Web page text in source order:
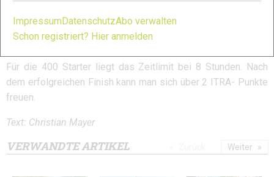
Der gelbe Kurs mit 41 km und 1.129 HM im Anstieg und
1.276 HM im Abstieg. Start ist am 07.04.2018 um 14:00 Uhr in
Für die 400 Starter liegt das Zeitlimit bei 8 Stunden. Nach
dem erfolgreichen Finish kann man sich über 2 ITRA- Punkte
freuen.
Text: Christian Mayer
VERWANDTE ARTIKEL Weiter
Impressum DatenschutzAbo verwalten
Schon registriert? Hier anmelden